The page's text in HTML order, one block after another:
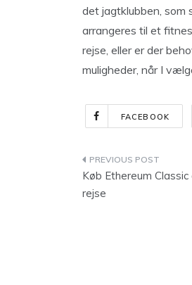
det jagtklubben, som
arrangeres til et
rejse, eller er der
muligheder, når I
FACEBOOK
Køb Ethereum
rejse